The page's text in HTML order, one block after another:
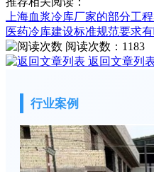
上海血浆冷库厂家的部分工
医药冷库建设标准规范要求
阅读次数： 1183
返回文章列
行业案例